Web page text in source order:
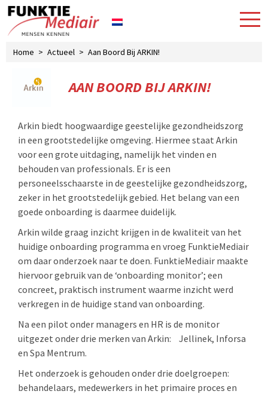
Home > Actueel > Aan Boord Bij ARKIN!
AAN BOORD BIJ ARKIN!
Arkin biedt hoogwaardige geestelijke gezondheidszorg
in een grootstedelijke omgeving. Hiermee staat Arkin
voor een grote uitdaging, namelijk het vinden en
behouden van professionals. Er is een
personeelsschaarste in de geestelijke gezondheidszorg,
zeker in het grootstedelijk gebied. Het belang van een
goede onboarding is daarmee duidelijk.
Arkin wilde graag inzicht krijgen in de kwaliteit van het
huidige onboarding programma en vroeg FunktieMediair
om daar onderzoek naar te doen. FunktieMediair maakte
hiervoor gebruik van de ‘onboarding monitor’; een
concreet, praktisch instrument waarme inzicht werd
verkregen in de huidige stand van onboarding.
Na een pilot onder managers en HR is de monitor
uitgezet onder drie merken van Arkin: Jellinek, Inforsa
en Spa Mentrum.
Het onderzoek is gehouden onder drie doelgroepen:
behandelaars, medewerkers in het primaire proces en